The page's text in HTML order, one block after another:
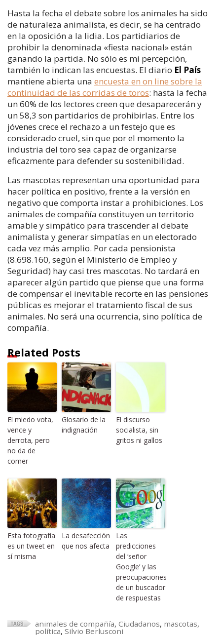
Hasta la fecha el debate sobre los animales ha sido
de naturaleza animalista, es decir, se ha centrado
en la oposición a la lidia. Los partidiarios de
prohibir la denominada «fiesta nacional» están
ganando la partida. No sólo es mi percepción,
también lo indican las encuestas. El diario El País
mantiene abierta una encuesta en on line sobre la
continuidad de las corridas de toros: hasta la fecha
un 60% de los lectores creen que desaparecerán y
un 58,3 son partidarios de prohibirlas. Entre los
jóvenes crece el rechazo a un festejo que es
considerado cruel, sin que por el momento la
industria del toro sea capaz de organizarse
eficazmente para defender su sostenibilidad.
Las mascotas representan una oportunidad para
hacer política en positivo, frente a la versión en
negativo que comporta instar a prohibiciones. Los
animales de compañía constituyen un territorio
amable y simpático para trascender al debate
animalista y generar simpatías en un electorado
cada vez más amplio. Por cada pensionista
(8.698.160, según el Ministerio de Empleo y
Seguridad) hay casi tres mascotas. No tardará en
aparecer algún partido que piense que una forma
de compensar el inevitable recorte en las pensiones
públicas es mejorar el tratamiento fiscal de sus
animales. No será una ocurrencia, sino política de
compañía.
Related Posts
El miedo vota,
vence y
derrota, pero
no da de
comer
Glosario de la
indignación
El discurso
socialista, sin
gritos ni gallos
Esta fotografía
es un tweet en
sí misma
La desafección
que nos afecta
Las
predicciones
del ‘señor
Google’ y las
preocupaciones
de un buscador
de respuestas
animales de compañía, Ciudadanos, mascotas,
política, Silvio Berlusconi